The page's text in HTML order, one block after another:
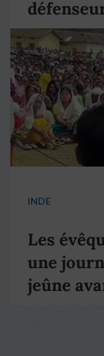
pape
INDE
Les
une
jeûne